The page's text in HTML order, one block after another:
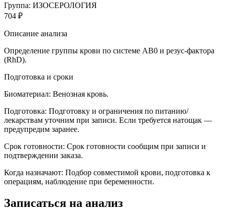
Группа: ИЗОСЕРОЛОГИЯ
704 ₽
Описание анализа
Определение группы крови по системе AB0 и резус-фактора
(RhD).
Подготовка и сроки
Биоматериал: Венозная кровь.
Подготовка: Подготовку и ограничения по питанию/
лекарствам уточним при записи. Если требуется натощак —
предупредим заранее.
Срок готовности: Срок готовности сообщим при записи и
подтверждении заказа.
Когда назначают: Подбор совместимой крови, подготовка к
операциям, наблюдение при беременности.
Записаться на анализ